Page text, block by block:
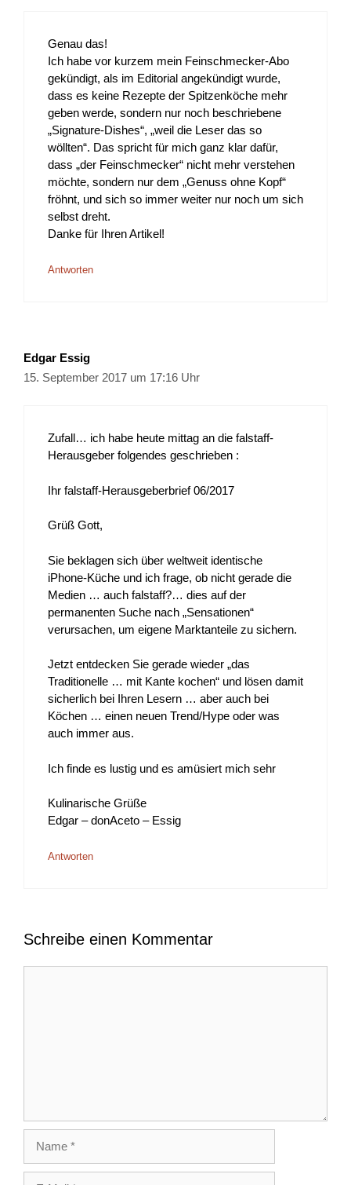
Genau das!
Ich habe vor kurzem mein Feinschmecker-Abo
gekündigt, als im Editorial angekündigt wurde,
dass es keine Rezepte der Spitzenköche mehr
geben werde, sondern nur noch beschriebene
„Signature-Dishes“, „weil die Leser das so
wöllten“. Das spricht für mich ganz klar dafür,
dass „der Feinschmecker“ nicht mehr verstehen
möchte, sondern nur dem „Genuss ohne Kopf“
fröhnt, und sich so immer weiter nur noch um sich
selbst dreht.
Danke für Ihren Artikel!
Antworten
Edgar Essig
15. September 2017 um 17:16 Uhr
Zufall… ich habe heute mittag an die falstaff-
Herausgeber folgendes geschrieben :
Ihr falstaff-Herausgeberbrief 06/2017
Grüß Gott,
Sie beklagen sich über weltweit identische
iPhone-Küche und ich frage, ob nicht gerade die
Medien … auch falstaff?… dies auf der
permanenten Suche nach „Sensationen“
verursachen, um eigene Marktanteile zu sichern.
Jetzt entdecken Sie gerade wieder „das
Traditionelle … mit Kante kochen“ und lösen damit
sicherlich bei Ihren Lesern … aber auch bei
Köchen … einen neuen Trend/Hype oder was
auch immer aus.
Ich finde es lustig und es amüsiert mich sehr
Kulinarische Grüße
Edgar – donAceto – Essig
Antworten
Schreibe einen Kommentar